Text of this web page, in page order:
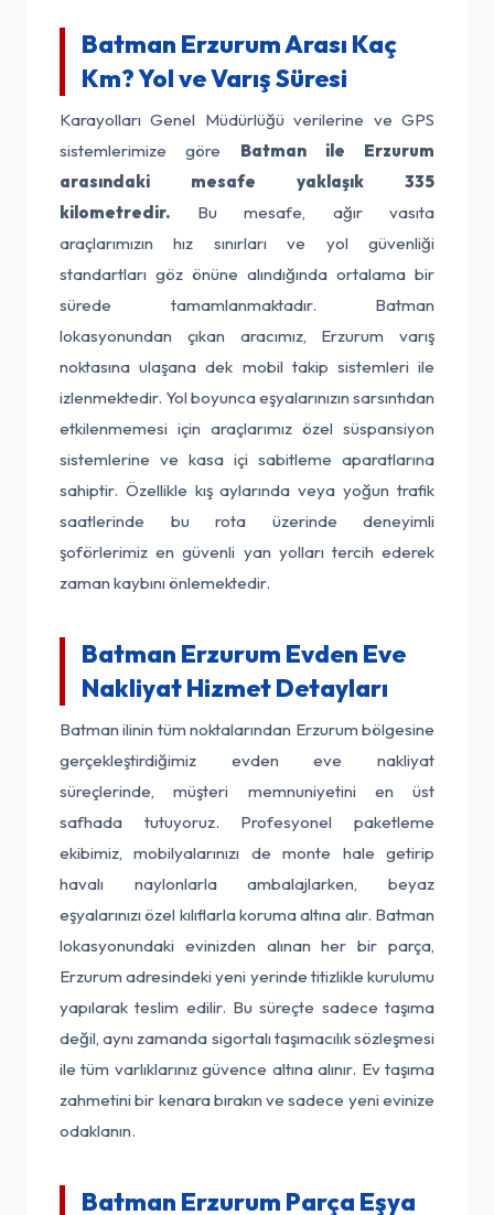
Batman Erzurum Arası Kaç
Km? Yol ve Varış Süresi
Karayolları Genel Müdürlüğü verilerine ve GPS
sistemlerimize göre Batman ile Erzurum
arasındaki mesafe yaklaşık 335
kilometredir. Bu mesafe, ağır vasıta
araçlarımızın hız sınırları ve yol güvenliği
standartları göz önüne alındığında ortalama bir
sürede tamamlanmaktadır. Batman
lokasyonundan çıkan aracımız, Erzurum varış
noktasına ulaşana dek mobil takip sistemleri ile
izlenmektedir. Yol boyunca eşyalarınızın sarsıntıdan
etkilenmemesi için araçlarımız özel süspansiyon
sistemlerine ve kasa içi sabitleme aparatlarına
sahiptir. Özellikle kış aylarında veya yoğun trafik
saatlerinde bu rota üzerinde deneyimli
şoförlerimiz en güvenli yan yolları tercih ederek
zaman kaybını önlemektedir.
Batman Erzurum Evden Eve
Nakliyat Hizmet Detayları
Batman ilinin tüm noktalarından Erzurum bölgesine
gerçekleştirdiğimiz evden eve nakliyat
süreçlerinde, müşteri memnuniyetini en üst
safhada tutuyoruz. Profesyonel paketleme
ekibimiz, mobilyalarınızı de monte hale getirip
havalı naylonlarla ambalajlarken, beyaz
eşyalarınızı özel kılıflarla koruma altına alır. Batman
lokasyonundaki evinizden alınan her bir parça,
Erzurum adresindeki yeni yerinde titizlikle kurulumu
yapılarak teslim edilir. Bu süreçte sadece taşıma
değil, aynı zamanda sigortalı taşımacılık sözleşmesi
ile tüm varlıklarınız güvence altına alınır. Ev taşıma
zahmetini bir kenara bırakın ve sadece yeni evinize
odaklanın.
Batman Erzurum Parça Eşya